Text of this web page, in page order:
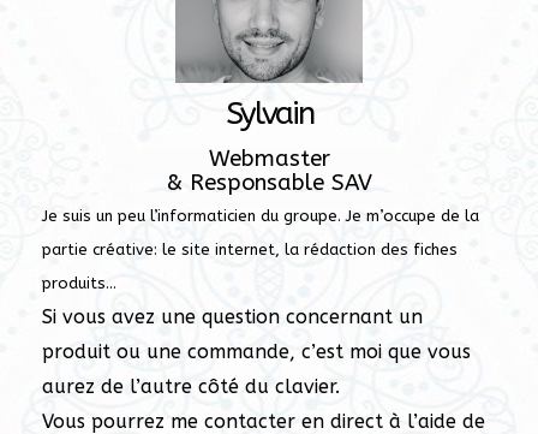
Sylvain
Webmaster
& Responsable SAV
Je suis un peu l’informaticien du groupe. Je m’occupe de la
partie créative: le site internet, la rédaction des fiches
produits…
Si vous avez une question concernant un
produit ou une commande, c’est moi que vous
aurez de l’autre côté du clavier.
Vous pourrez me contacter en direct à l’aide de